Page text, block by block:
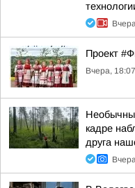
Проект
Вчера, 18:07
кадре
друга